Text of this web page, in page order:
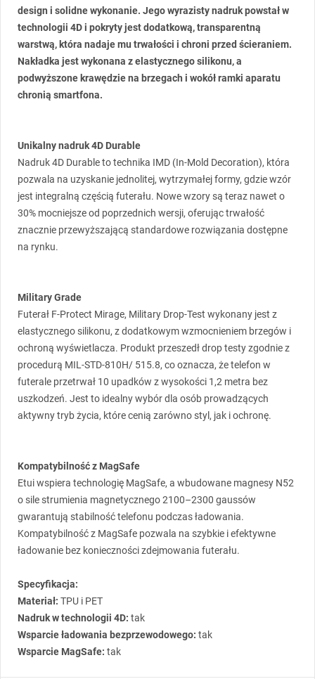
design i solidne wykonanie. Jego wyrazisty nadruk powstał w
technologii 4D i pokryty jest dodatkową, transparentną
warstwą, która nadaje mu trwałości i chroni przed ścieraniem.
Nakładka jest wykonana z elastycznego silikonu, a
podwyższone krawędzie na brzegach i wokół ramki aparatu
chronią smartfona.
Unikalny nadruk 4D Durable
Nadruk 4D Durable to technika IMD (In-Mold Decoration), która
pozwala na uzyskanie jednolitej, wytrzymałej formy, gdzie wzór
jest integralną częścią futerału. Nowe wzory są teraz nawet o
30% mocniejsze od poprzednich wersji, oferując trwałość
znacznie przewyższającą standardowe rozwiązania dostępne
na rynku.
Military Grade
Futerał F-Protect Mirage, Military Drop-Test wykonany jest z
elastycznego silikonu, z dodatkowym wzmocnieniem brzegów i
ochroną wyświetlacza. Produkt przeszedł drop testy zgodnie z
procedurą MIL -STD-810H/ 515.8, co oznacza, że telefon w
futerale przetrwał 10 upadków z wysokości 1,2 metra bez
uszkodzeń. Jest to idealny wybór dla osób prowadzących
aktywny tryb życia, które cenią zarówno styl, jak i ochronę.
Kompatybilność z MagSafe
Etui wspiera technologię MagSafe, a wbudowane magnesy N52
o sile strumienia magnetycznego 2100–2300 gaussów
gwarantują stabilność telefonu podczas ładowania.
Kompatybilność z MagSafe pozwala na szybkie i efektywne
ładowanie bez konieczności zdejmowania futerału.
Specyfikacja:
Materiał: TPU i PET
Nadruk w technologii 4D: tak
Wsparcie ładowania bezprzewodowego: tak
Wsparcie MagSafe: tak